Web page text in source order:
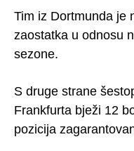
Tim iz Dortmunda je
zaostatka u odnosu
sezone.
S druge strane
Frankfurta bježi 12
pozicija